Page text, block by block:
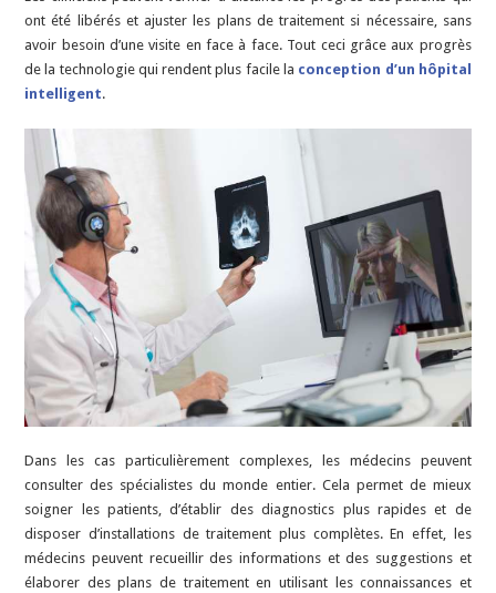
ont été libérés et ajuster les plans de traitement si nécessaire, sans
avoir besoin d’une visite en face à face. Tout ceci grâce aux progrès
de la technologie qui rendent plus facile la conception d’un hôpital
intelligent.
Dans les cas particulièrement complexes, les médecins peuvent
consulter des spécialistes du monde entier. Cela permet de mieux
soigner les patients, d’établir des diagnostics plus rapides et de
disposer d’installations de traitement plus complètes. En effet, les
médecins peuvent recueillir des informations et des suggestions et
élaborer des plans de traitement en utilisant les connaissances et